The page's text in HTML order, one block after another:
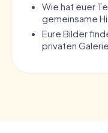
Wie hat euer
gemeinsame
Eure Bilder
privaten Galerie.